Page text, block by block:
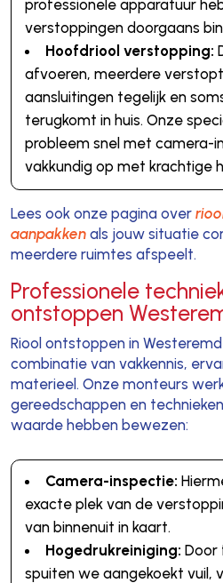
professionele apparatuur
verstoppingen doorgaans
Hoofdriool verstopping:
afvoeren, meerdere
aansluitingen tegelijk en
terugkomt in huis. Onze
probleem snel met camera-
vakkundig op met krachtige
Lees ook onze pagina over
aanpakkenals jouw situatie
meerdere ruimtes afspeelt.
Professionele
ontstoppen
Riool ontstoppen in
combinatie van vakkennis,
materieel. Onze monteurs
gereedschappen en
waarde hebben bewezen:
Camera-inspectie:
exacte plek van de
van binnenuit in kaart.
Hogedrukreiniging: Door
spuiten we aangekoekt vuil,